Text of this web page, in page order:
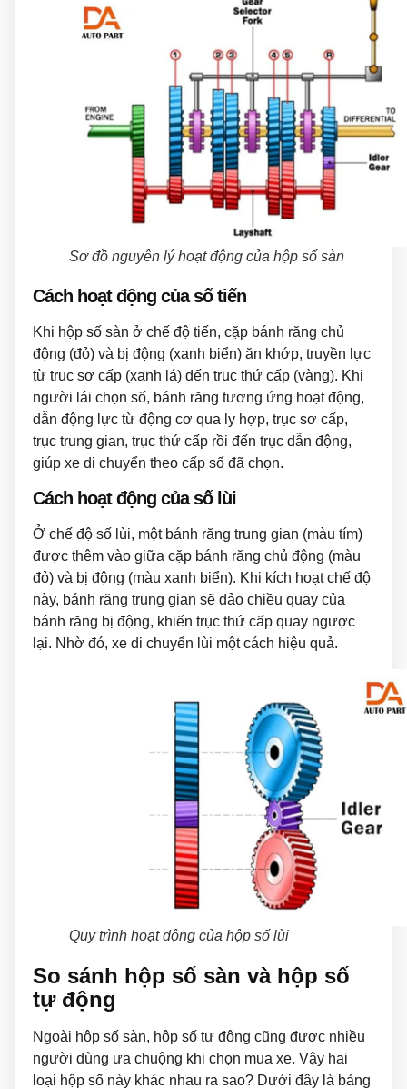
Sơ đồ nguyên lý hoạt động của hộp số sàn
Cách hoạt động của số tiến
Khi hộp số sàn ở chế độ tiến, cặp bánh răng chủ
động (đỏ) và bị động (xanh biển) ăn khớp, truyền lực
từ trục sơ cấp (xanh lá) đến trục thứ cấp (vàng). Khi
người lái chọn số, bánh răng tương ứng hoạt động,
dẫn động lực từ động cơ qua ly hợp, trục sơ cấp,
trục trung gian, trục thứ cấp rồi đến trục dẫn động,
giúp xe di chuyển theo cấp số đã chọn.
Cách hoạt động của số lùi
Ở chế độ số lùi, một bánh răng trung gian (màu tím)
được thêm vào giữa cặp bánh răng chủ động (màu
đỏ) và bị động (màu xanh biển). Khi kích hoạt chế độ
này, bánh răng trung gian sẽ đảo chiều quay của
bánh răng bị động, khiến trục thứ cấp quay ngược
lại. Nhờ đó, xe di chuyển lùi một cách hiệu quả.
Quy trình hoạt động của hộp số lùi
So sánh hộp số sàn và hộp số
tự động
Ngoài hộp số sàn, hộp số tự động cũng được nhiều
người dùng ưa chuộng khi chọn mua xe. Vậy hai
loại hộp số này khác nhau ra sao? Dưới đây là bảng